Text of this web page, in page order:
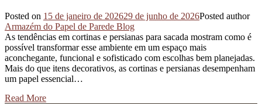
Posted on 15 de janeiro de 202629 de junho de 2026Posted author
Armazém do Papel de Parede Blog
As tendências em cortinas e persianas para sacada mostram como é
possível transformar esse ambiente em um espaço mais
aconchegante, funcional e sofisticado com escolhas bem planejadas.
Mais do que itens decorativos, as cortinas e persianas desempenham
um papel essencial…
Read More